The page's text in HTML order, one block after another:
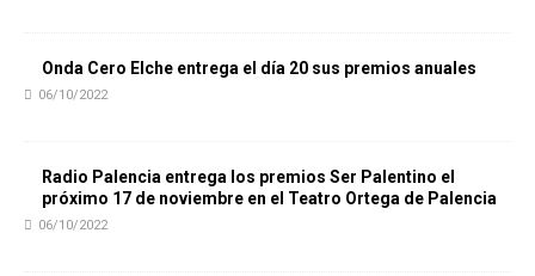
Onda Cero Elche entrega el día 20 sus premios anuales
06/10/2022
Radio Palencia entrega los premios Ser Palentino el
próximo 17 de noviembre en el Teatro Ortega de Palencia
06/10/2022